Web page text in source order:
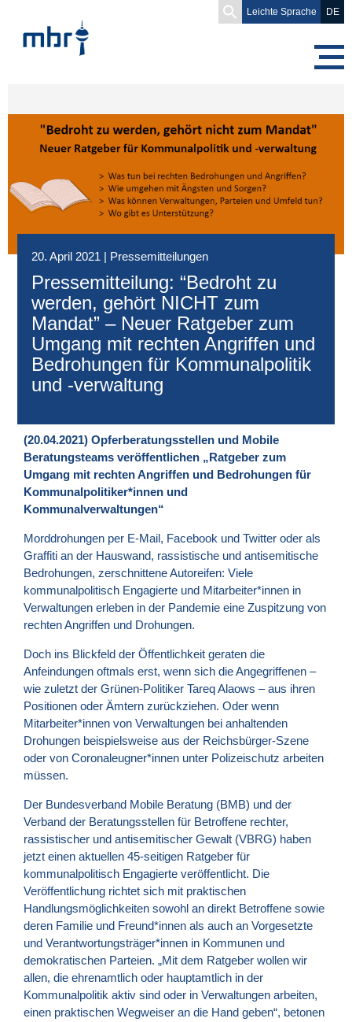
Search
for:
Leichte Sprache DE
20. April 2021 | Pressemitteilungen
Pressemitteilung: “Bedroht zu
werden, gehört NICHT zum
Mandat” – Neuer Ratgeber zum
Umgang mit rechten Angriffen und
Bedrohungen für Kommunalpolitik
und -verwaltung
(20.04.2021) Opferberatungsstellen und Mobile
Beratungsteams veröffentlichen „Ratgeber zum
Umgang mit rechten Angriffen und Bedrohungen für
Kommunalpolitiker*innen und
Kommunalverwaltungen“
Morddrohungen per E-Mail, Facebook und Twitter oder als
Graffiti an der Hauswand, rassistische und antisemitische
Bedrohungen, zerschnittene Autoreifen: Viele
kommunalpolitisch Engagierte und Mitarbeiter*innen in
Verwaltungen erleben in der Pandemie eine Zuspitzung von
rechten Angriffen und Drohungen.
Doch ins Blickfeld der Öffentlichkeit geraten die
Anfeindungen oftmals erst, wenn sich die Angegriffenen –
wie zuletzt der Grünen-Politiker Tareq Alaows – aus ihren
Positionen oder Ämtern zurückziehen. Oder wenn
Mitarbeiter*innen von Verwaltungen bei anhaltenden
Drohungen beispielsweise aus der Reichsbürger-Szene
oder von Coronaleugner*innen unter Polizeischutz arbeiten
müssen.
Der Bundesverband Mobile Beratung (BMB) und der
Verband der Beratungsstellen für Betroffene rechter,
rassistischer und antisemitischer Gewalt (VBRG) haben
jetzt einen aktuellen 45-seitigen Ratgeber für
kommunalpolitisch Engagierte veröffentlicht. Die
Veröffentlichung richtet sich mit praktischen
Handlungsmöglichkeiten sowohl an direkt Betroffene sowie
deren Familie und Freund*innen als auch an Vorgesetzte
und Verantwortungsträger*innen in Kommunen und
demokratischen Parteien. „Mit dem Ratgeber wollen wir
allen, die ehrenamtlich oder hauptamtlich in der
Kommunalpolitik aktiv sind oder in Verwaltungen arbeiten,
einen praktischen Wegweiser an die Hand geben“, betonen